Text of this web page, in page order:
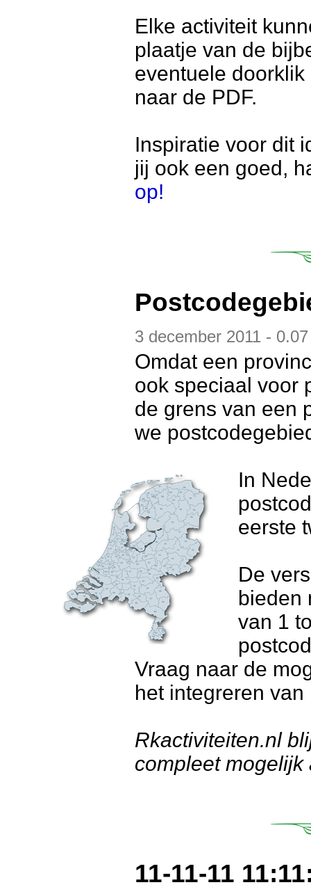
Elke activiteit
plaatje van de
eventuele
naar de PDF.
Inspiratie voor dit
jij ook een goed,
op!
3 december 2011 -
Omdat een
ook speciaal voor
de grens van een
we
In
eerste
De
bieden
van 1
Vraag naar de
het integreren
Rkactiviteiten.nl
compleet
11-11-11